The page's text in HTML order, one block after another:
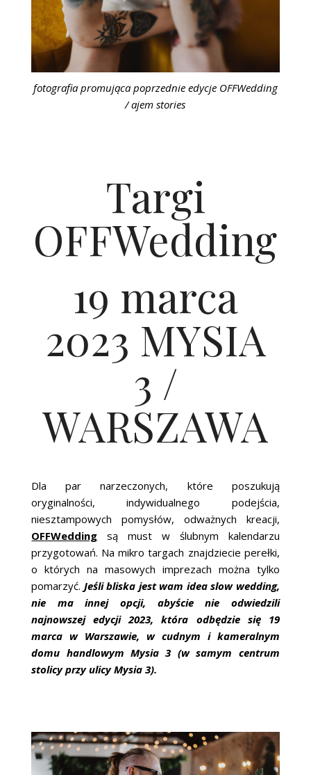
fotografia promująca poprzednie edycje OFFWedding
/ ajem stories
Targi
OFFWedding
19 marca
2023 MYSIA
3 /
WARSZAWA
Dla par narzeczonych, które poszukują
oryginalności, indywidualnego podejścia,
niesztampowych pomysłów, odważnych kreacji,
OFFWedding są must w ślubnym kalendarzu
przygotowań. Na mikro targach znajdziecie perełki,
o których na masowych imprezach można tylko
pomarzyć. Jeśli bliska jest wam idea slow wedding,
nie ma innej opcji, abyście nie odwiedzili
najnowszej edycji 2023, która odbędzie się 19
marca w Warszawie, w cudnym i kameralnym
domu handlowym Mysia 3 (w samym centrum
stolicy przy ulicy Mysia 3).